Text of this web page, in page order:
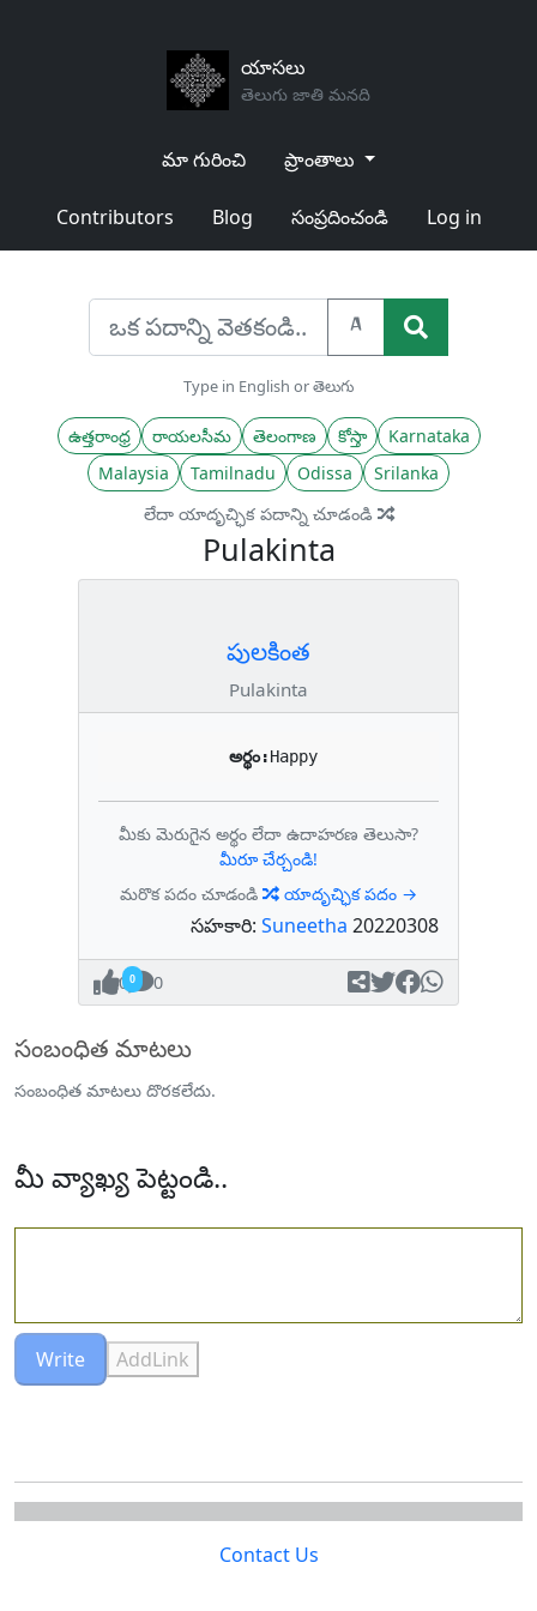
యాసలు
తెలుగు జాతి మనది
మా గురించి ప్రాంతాలు
Contributors Blog సంప్రదించండి Log in
A
Type in English or తెలుగు
ఉత్తరాంధ్ర రాయలసీమ తెలంగాణ కోస్తా
Karnataka
Malaysia
Tamilnadu Odissa
Srilanka
లేదా యాదృచ్ఛిక పదాన్ని చూడండి
Pulakinta
పులకింత
Pulakinta
అర్థం:Happy
మీకు మెరుగైన అర్థం లేదా ఉదాహరణ తెలుసా?
మీరూ చేర్చండి!
మరొక పదం చూడండి
యాదృచ్ఛిక పదం →
సహకారి: Suneetha 20220308
0 0
సంబంధిత మాటలు
సంబంధిత మాటలు దొరకలేదు.
మీ వ్యాఖ్య పెట్టండి..
Write AddLink
Contact Us